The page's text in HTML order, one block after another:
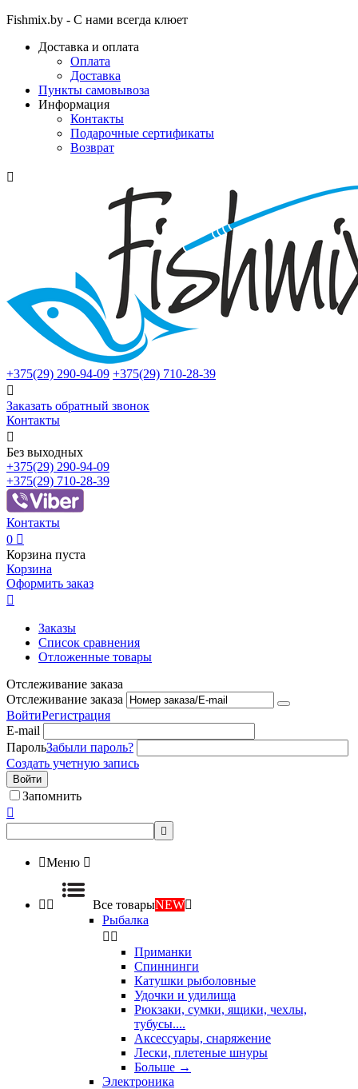
Fishmix.by - С нами всегда клюет
Доставка и оплата
Оплата
Доставка
Пункты самовывоза
Информация
Контакты
Подарочные сертификаты
Возврат

+375(29) 290-94-09 +375(29) 710-28-39

Заказать обратный звонок
Контакты

Без выходных
+375(29) 290-94-09
+375(29) 710-28-39
Контакты
0 
Корзина пуста
Корзина
Оформить заказ

Заказы
Список сравнения
Отложенные товары
Отслеживание заказа
Отслеживание заказа
ВойтиРегистрация
E-mail
ПарольЗабыли пароль?
Создать учетную запись
Войти
Запомнить


Меню 
  Все товарыNEW
Рыбалка
 
Приманки
Спиннинги
Катушки рыболовные
Удочки и удилища
Рюкзаки, сумки, ящики, чехлы,
тубусы....
Аксессуары, снаряжение
Лески, плетеные шнуры
Больше →
Электроника